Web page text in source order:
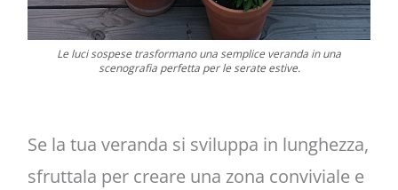
Le luci sospese trasformano una semplice veranda in una
scenografia perfetta per le serate estive.
Se la tua veranda si sviluppa in lunghezza,
sfruttala per creare una zona conviviale e